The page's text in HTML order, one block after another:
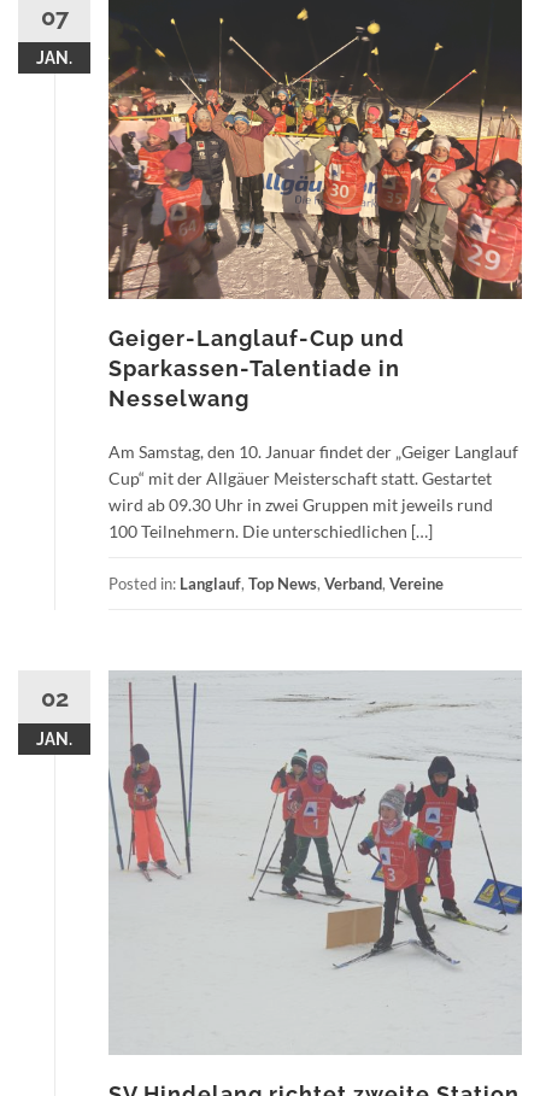
07
JAN.
Geiger-Langlauf-Cup und
Sparkassen-Talentiade in
Nesselwang
Am Samstag, den 10. Januar findet der „Geiger Langlauf
Cup“ mit der Allgäuer Meisterschaft statt. Gestartet
wird ab 09.30 Uhr in zwei Gruppen mit jeweils rund
100 Teilnehmern. Die unterschiedlichen […]
Posted in: Langlauf, Top News, Verband, Vereine
02
JAN.